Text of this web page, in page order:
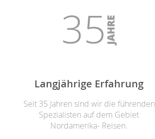
35
Langjährige Erfahrung
Seit 35 Jahren sind wir die führenden
Spezialisten auf dem Gebiet
Nordamerika- Reisen.